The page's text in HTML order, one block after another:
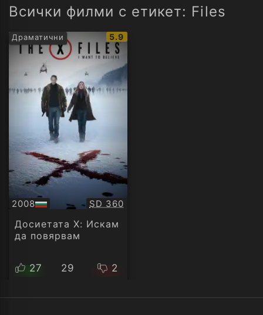
Всички филми с етикет: Filеs
Драматични
IMDb
рейтинг:
5.9
2008
БГ
аудио
Качество:
SD 360
Досиетата Х: Искам
да повярвам
27 29 2